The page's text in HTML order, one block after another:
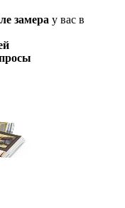
замера у вас в